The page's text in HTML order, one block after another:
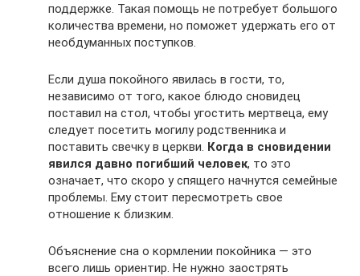
поддержке. Такая помощь не потребует большого
количества времени, но поможет удержать его от
необдуманных поступков.
Если душа покойного явилась в гости, то,
независимо от того, какое блюдо сновидец
поставил на стол, чтобы угостить мертвеца, ему
следует посетить могилу родственника и
поставить свечку в церкви. Когда в сновидении
явился давно погибший человек, то это
означает, что скоро у спящего начнутся семейные
проблемы. Ему стоит пересмотреть свое
отношение к близким.
Объяснение сна о кормлении покойника — это
всего лишь ориентир. Не нужно заострять